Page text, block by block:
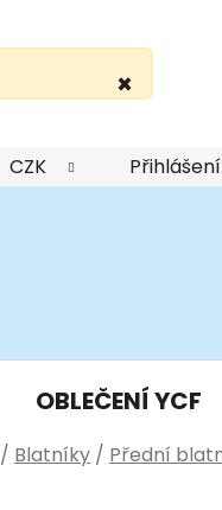
×
Podmínky ochrany
CZK Přihlášení
OBLEČENÍ YCF
/ Blatníky / Přední